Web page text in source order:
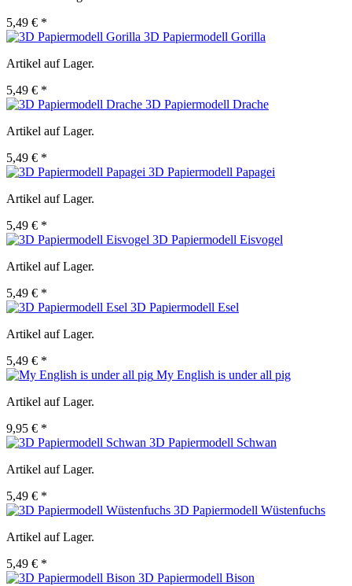
5,49 € *
3D Papiermodell Gorilla
Artikel auf Lager.
5,49 € *
3D Papiermodell Drache
Artikel auf Lager.
5,49 € *
3D Papiermodell Papagei
Artikel auf Lager.
5,49 € *
3D Papiermodell Eisvogel
Artikel auf Lager.
5,49 € *
3D Papiermodell Esel
Artikel auf Lager.
5,49 € *
My English is under all pig
Artikel auf Lager.
9,95 € *
3D Papiermodell Schwan
Artikel auf Lager.
5,49 € *
3D Papiermodell Wüstenfuchs
Artikel auf Lager.
5,49 € *
3D Papiermodell Bison